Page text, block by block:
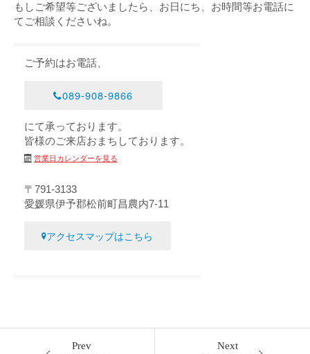
もしご希望等ございましたら、お日にち、お時間等お電話に
てご相談くださいね。
ご予約はお電話、
089-908-9866
にて承っております。
皆様のご来店おまちしております。
営業日カレンダーを見る
〒791-3133
愛媛県伊予郡松前町昌農内7-11
アクセスマップはこちら
Prev
Next